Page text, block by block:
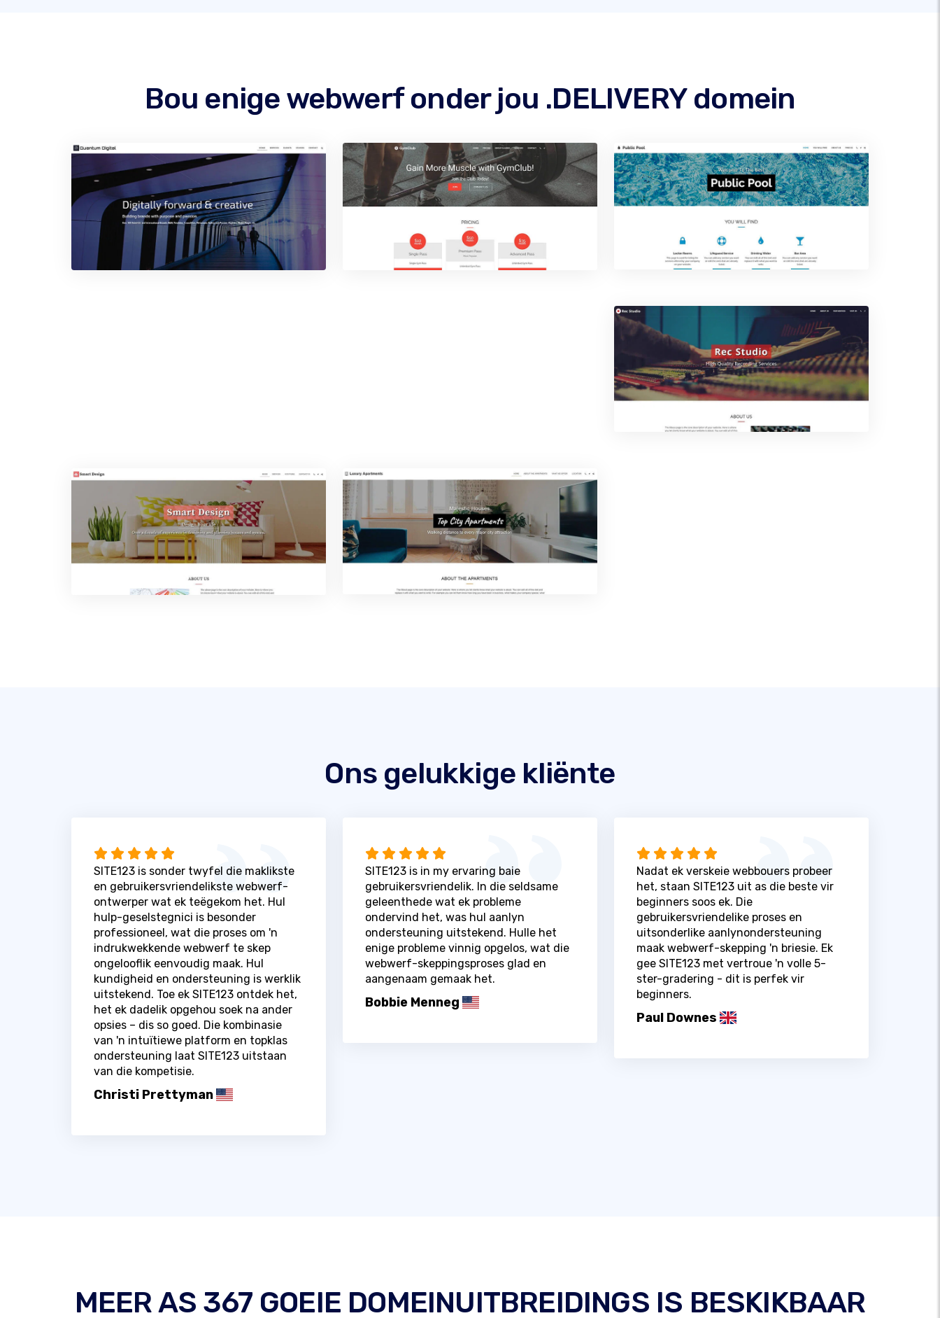
Bou enige webwerf onder jou .DELIVERY domein
Ons gelukkige kliënte
SITE123 is sonder twyfel die maklikste
en gebruikersvriendelikste webwerf-
ontwerper wat ek teëgekom het. Hul
hulp-geselstegnici is besonder
professioneel, wat die proses om 'n
indrukwekkende webwerf te skep
ongelooflik eenvoudig maak. Hul
kundigheid en ondersteuning is werklik
uitstekend. Toe ek SITE123 ontdek het,
het ek dadelik opgehou soek na ander
opsies – dis so goed. Die kombinasie
van 'n intuïtiewe platform en topklas
ondersteuning laat SITE123 uitstaan ​​
van die kompetisie.
Christi Prettyman
SITE123 is in my ervaring baie
gebruikersvriendelik. In die seldsame
geleenthede wat ek probleme
ondervind het, was hul aanlyn
ondersteuning uitstekend. Hulle het
enige probleme vinnig opgelos, wat die
webwerf-skeppingsproses glad en
aangenaam gemaak het.
Bobbie Menneg
Nadat ek verskeie webbouers probeer
het, staan ​​SITE123 uit as die beste vir
beginners soos ek. Die
gebruikersvriendelike proses en
uitsonderlike aanlynondersteuning
maak webwerf-skepping 'n briesie. Ek
gee SITE123 met vertroue 'n volle 5-
ster-gradering - dit is perfek vir
beginners.
Paul Downes
MEER AS 367 GOEIE DOMEINUITBREIDINGS IS BESKIKBAAR